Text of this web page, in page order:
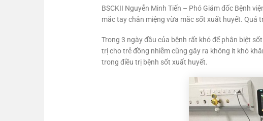
BSCKII Nguyễn Minh Tiến – Phó Giám đốc Bệnh
mắc tay chân miệng vừa mắc sốt xuất huyết. Quá
Trong 3 ngày đầu của bệnh rất khó để phân biệt
trị cho trẻ đồng nhiễm cũng gây ra không ít khó
trong điều trị bệnh sốt xuất huyết.